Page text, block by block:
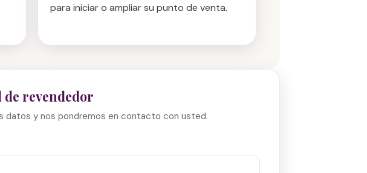
para iniciar o ampliar su punto de venta.
revendedor
datos y nos pondremos en contacto con usted.